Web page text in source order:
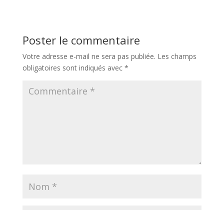
Poster le commentaire
Votre adresse e-mail ne sera pas publiée. Les champs
obligatoires sont indiqués avec *